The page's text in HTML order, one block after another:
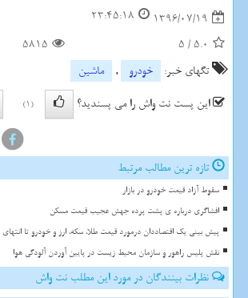
1396/07/19
23:45:18
5.0
/
5
5815
تگهای خبر:
خودرو ,
ماشین
این پست نت واش را می پسندید؟
(1)
تازه ترین مطالب مرتبط
سقوط آزاد قیمت خودرو در بازار
افشاگری درباره ی پشت پرده جهش عجیب قیمت مسکن
پیش بینی یک اقتصاددان درمورد قیمت طلا، سکه، ارز و خودرو تا
نقش پلیس راهور و سازمان محیط زیست در پایین آوردن آلودگی هوا
نظرات بینندگان در مورد این مطلب نت واش